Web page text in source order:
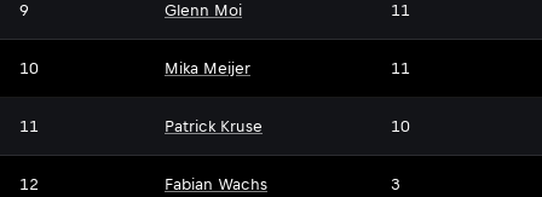
9 Glenn Moi 11
10 Mika Meijer 11
11 Patrick Kruse 10
12 Fabian Wachs 3